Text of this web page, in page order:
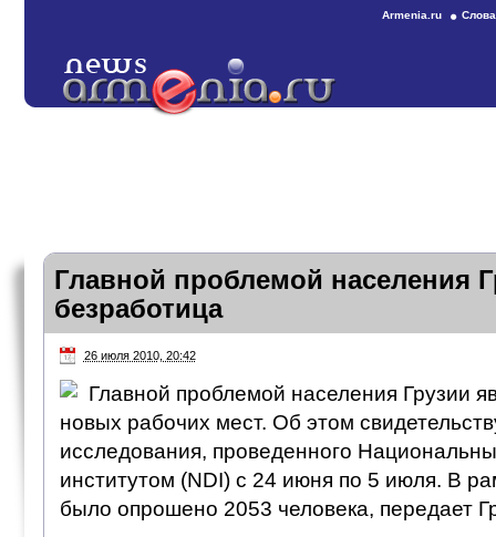
Armenia.ru
Главной проблемой населения
безработица
26 июля 2010, 20:42
Главной проблемой населения Грузии
новых рабочих мест. Об этом
исследования, проведенного
институтом (NDI) с 24 июня по 5 июля. В
было опрошено 2053 человека, передает